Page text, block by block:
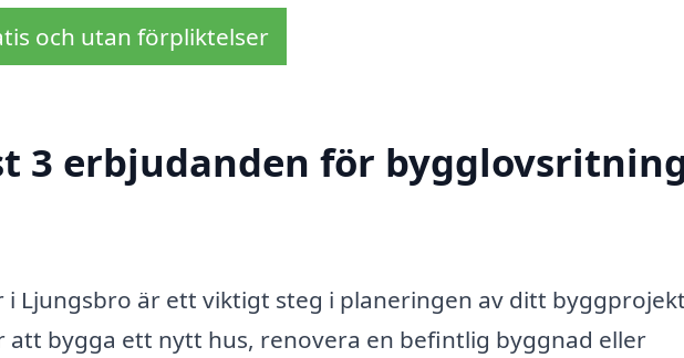
och utan förpliktelser
3 erbjudanden för
Ljungsbro är ett viktigt steg i planeringen av ditt
att bygga ett nytt hus, renovera en befintlig byggnad eller